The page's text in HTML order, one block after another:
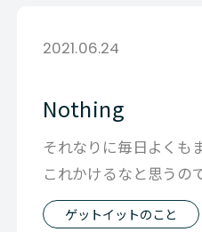
2021.06.24
Nothing
それなりに毎日よくも
これかけるなと思うの
けて１日を思い出して
ゲットイットのこと